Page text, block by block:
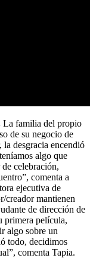
La familia del propio
de su negocio de
desgracia encendió
algo que
celebración,
comenta a
ejecutiva de
creador mantienen
de dirección de
primera película,
algo sobre un
todo, decidimos
comenta Tapia.